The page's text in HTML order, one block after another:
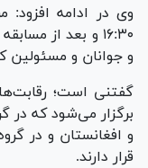
وی در ادامه افزود:
۱۶:۳۰ و بعد از
و جوانان و مسئولین
برگزار می‌شود که در
و افغانستان و در
قرار دارند.